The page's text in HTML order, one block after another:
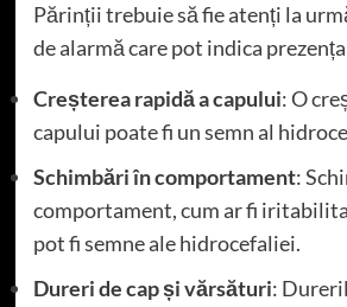
Părinții trebuie să fie atenți la
de alarmă care pot indica
Creșterea rapidă a capului: O
capului poate fi un semn al
Schimbări în comportament:
comportament, cum ar fi
pot fi semne ale hidrocefaliei.
Dureri de cap și vărsături: